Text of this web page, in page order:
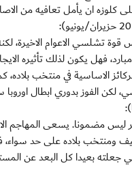
كلوزه ان يأمل تعافيه من
تشلسي 2012 بنفس قوة تشلسي
فهل يكون لذلك تأثيره
الاساسية في منتخب
لكن الفوز بدوري ابطال
ليس مضمونا. يسعى المهاجم
ومنتخب بلاده على حد سواء،
جعلته بعيدا كل البعد عن